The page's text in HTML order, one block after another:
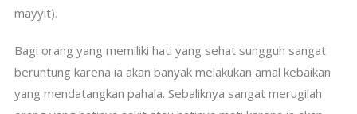
mayyit).
Bagi orang yang memiliki hati yang sehat sungguh sangat
beruntung karena ia akan banyak melakukan amal kebaikan
yang mendatangkan pahala. Sebaliknya sangat merugilah